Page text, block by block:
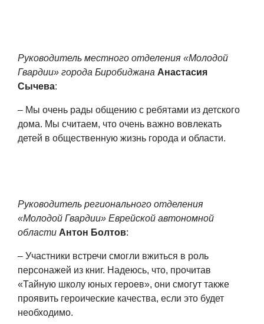
Руководитель местного отделения «Молодой
Гвардии» города Биробиджана Анастасия
Сычева:
– Мы очень рады общению с ребятами из детского
дома. Мы считаем, что очень важно вовлекать
детей в общественную жизнь города и области.
Руководитель регионального отделения
«Молодой Гвардии» Еврейской автономной
области Антон Болтов:
– Участники встречи смогли вжиться в роль
персонажей из книг. Надеюсь, что, прочитав
«Тайную школу юных героев», они смогут также
проявить героические качества, если это будет
необходимо.